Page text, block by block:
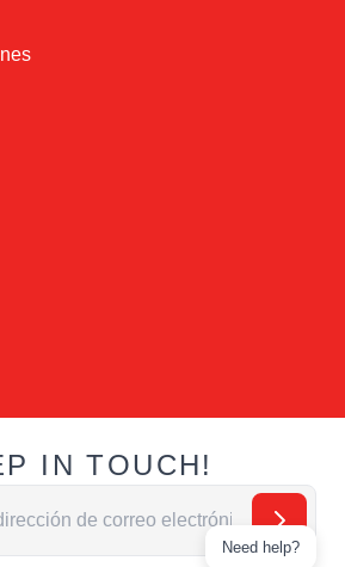
IN TOUCH!
Need help?